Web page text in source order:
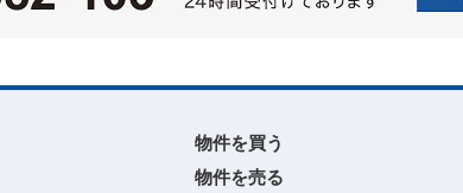
物件を買う
物件を売る